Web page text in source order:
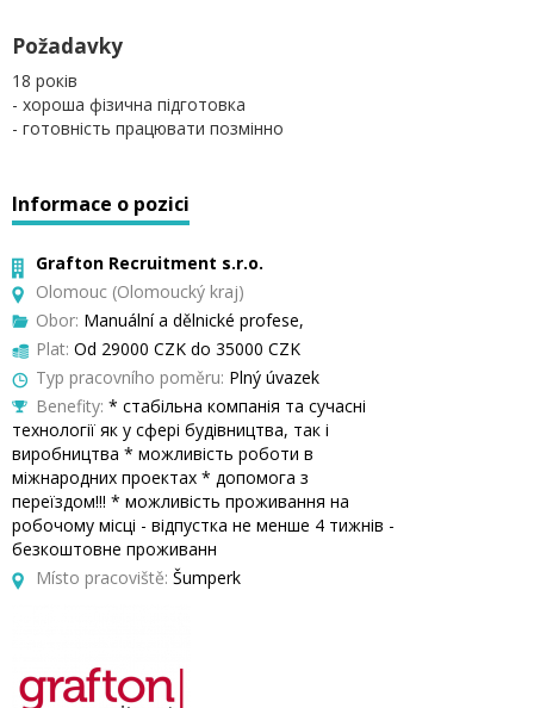
Požadavky
18 років
- хороша фізична підготовка
- готовність працювати позмінно
Informace o pozici
Grafton Recruitment s.r.o.
Olomouc (Olomoucký kraj)
Obor: Manuální a dělnické profese,
Plat: Od 29000 CZK do 35000 CZK
Typ pracovního poměru: Plný úvazek
Benefity: * стабільна компанія та сучасні
технології як у сфері будівництва, так і
виробництва * можливість роботи в
міжнародних проектах * допомога з
переїздом!!! * можливість проживання на
робочому місці - відпустка не менше 4 тижнів -
безкоштовне проживанн
Místo pracoviště: Šumperk